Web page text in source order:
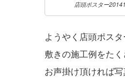
店頭ポスター
ようやく店頭ポス
敷きの施工例をた
お声掛け頂ければ